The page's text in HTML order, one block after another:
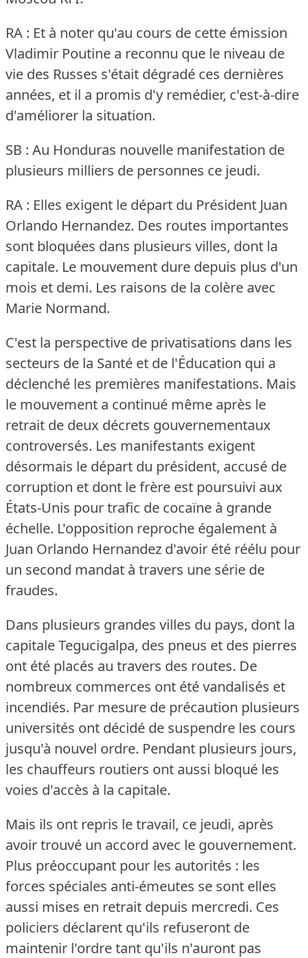
RA : Et à noter qu'au cours de cette émission
Vladimir Poutine a reconnu que le niveau de
vie des Russes s'était dégradé ces dernières
années, et il a promis d'y remédier, c'est-à-dire
d'améliorer la situation.
SB : Au Honduras nouvelle manifestation de
plusieurs milliers de personnes ce jeudi.
RA : Elles exigent le départ du Président Juan
Orlando Hernandez. Des routes importantes
sont bloquées dans plusieurs villes, dont la
capitale. Le mouvement dure depuis plus d'un
mois et demi. Les raisons de la colère avec
Marie Normand.
C'est la perspective de privatisations dans les
secteurs de la Santé et de l'Éducation qui a
déclenché les premières manifestations. Mais
le mouvement a continué même après le
retrait de deux décrets gouvernementaux
controversés. Les manifestants exigent
désormais le départ du président, accusé de
corruption et dont le frère est poursuivi aux
États-Unis pour trafic de cocaïne à grande
échelle. L'opposition reproche également à
Juan Orlando Hernandez d'avoir été réélu pour
un second mandat à travers une série de
fraudes.
Dans plusieurs grandes villes du pays, dont la
capitale Tegucigalpa, des pneus et des pierres
ont été placés au travers des routes. De
nombreux commerces ont été vandalisés et
incendiés. Par mesure de précaution plusieurs
universités ont décidé de suspendre les cours
jusqu'à nouvel ordre. Pendant plusieurs jours,
les chauffeurs routiers ont aussi bloqué les
voies d'accès à la capitale.
Mais ils ont repris le travail, ce jeudi, après
avoir trouvé un accord avec le gouvernement.
Plus préoccupant pour les autorités : les
forces spéciales anti-émeutes se sont elles
aussi mises en retrait depuis mercredi. Ces
policiers déclarent qu'ils refuseront de
maintenir l'ordre tant qu'ils n'auront pas